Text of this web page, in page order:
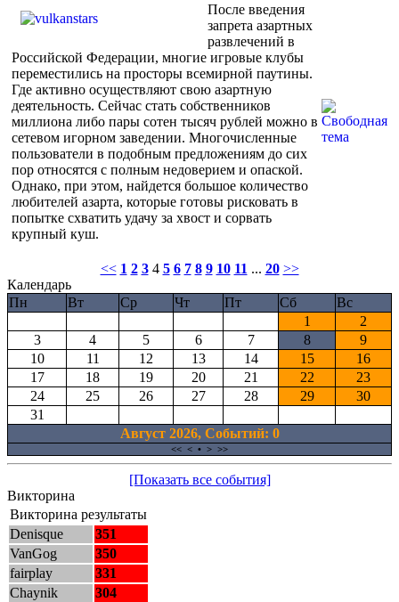
После введения
запрета азартных
развлечений в
Российской Федерации, многие игровые клубы
переместились на просторы всемирной паутины.
Где активно осуществляют свою азартную
деятельность. Сейчас стать собственников
миллиона либо пары сотен тысяч рублей можно в
сетевом игорном заведении. Многочисленные
пользователи в подобным предложениям до сих
пор относятся с полным недоверием и опаской.
Однако, при этом, найдется большое количество
любителей азарта, которые готовы рисковать в
попытке схватить удачу за хвост и сорвать
крупный куш.
<< 1 2 3 4 5 6 7 8 9 10 11 ... 20 >>
Календарь
Пн
Вт Ср Чт Пт Сб
Вс
1
2
3
4 5 6 7 8
9
10
11 12 13 14 15
16
17
18 19 20 21 22
23
24
25 26 27 28 29
30
31
Август 2026, Cобытий: 0
<< < • > >>
[Показать все события]
Викторина
Викторина результаты
Denisque
351
VanGog
350
fairplay
331
Chaynik
304